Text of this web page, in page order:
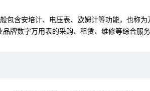
包含安培计、电压表、欧姆计等功能，也称
牌数字万用表的采购、租赁、维修等综合服务